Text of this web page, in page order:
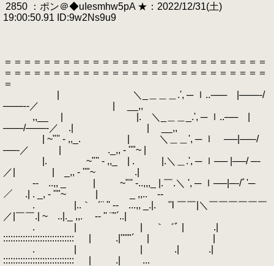
2850 ：ポン＠◆uIesmhw5pA ★：2022/12/31(土)
19:00:50.91 ID:9w2Ns9u9
＝＝＝＝＝＝＝＝＝＝＝＝＝＝＝＝＝＝＝＝＝＝＝＝＝＝＝
＝＝＝＝＝＝＝＝＝＝＝＝＝＝＝＝＝＝＝＝＝＝＝＝＝＝＝
＝
| ＼_＿＿＿.', ─ ｌ..‐── |───‐/
───‐‐／ | __,,
,,__ | |. ＼_＿＿_.', ─ ｌ..── |
───/───‐／ .| | __,,
| ~"'' - ,,_. | ＼＿＿', ─ ｌ ──|──‐/
──‐／ | ._,, - ''"~ |
|. ~"'' - ,,_ | . |.＼＿.', ─ ｌ── |──/ ─‐
／| | _,, - ''"~ .|
‐- ..,, _ | ~"'' -..,,,_ |.￣.＼ ', ─ ｌ──|─‐/ﾞ'─
／ .| . _, - ''"~ | _ ,,.. -‐
. |..｀゛¨ '' ‐- ...,, _.|. ''l ￣￣|＼￣￣￣￣￣￣
／|￣￣.| ~ ..|._ ,,. -‐ '' ¨"´..|
. | | ｀゛ﾞ | .|
::::::::::::::::::::::::::::: | .|''''"´ | |
. | | .| .|
::::::::::::::::::::::::::::: | .| ...